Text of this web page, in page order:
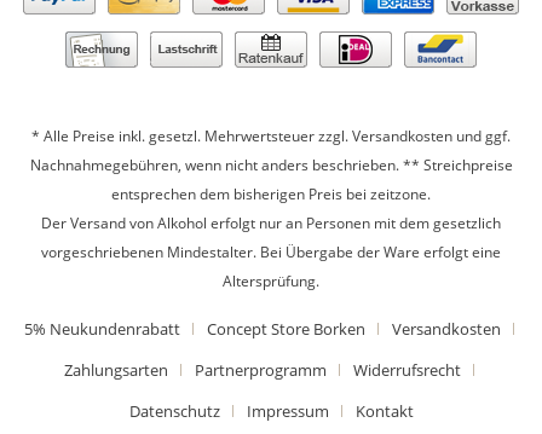
* Alle Preise inkl. gesetzl. Mehrwertsteuer zzgl.Versandkosten und ggf.
Nachnahmegebühren, wenn nicht anders beschrieben. ** Streichpreise
entsprechen dem bisherigen Preis bei zeitzone.
Der Versand von Alkohol erfolgt nur an Personen mit dem gesetzlich
vorgeschriebenen Mindestalter. Bei Übergabe der Ware erfolgt eine
Altersprüfung.
5% Neukundenrabatt Concept Store Borken
Versandkosten
Zahlungsarten
Partnerprogramm
Widerrufsrecht
Datenschutz
Impressum
Kontakt